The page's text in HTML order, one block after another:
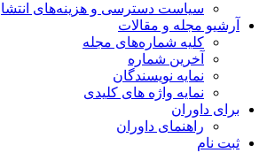
سیاست دسترسی و هزینه‌های انتشار
آرشیو مجله و مقالات
کلیه شماره‌های مجله
آخرین شماره
نمایه نویسندگان
نمایه واژه های کلیدی
برای داوران
راهنمای داوران
ثبت نام